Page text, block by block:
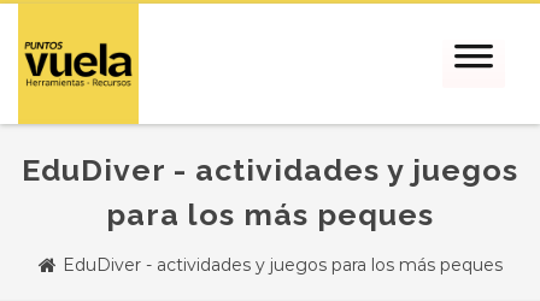
EduDiver - actividades y juegos
para los más peques
EduDiver - actividades y juegos para los más peques